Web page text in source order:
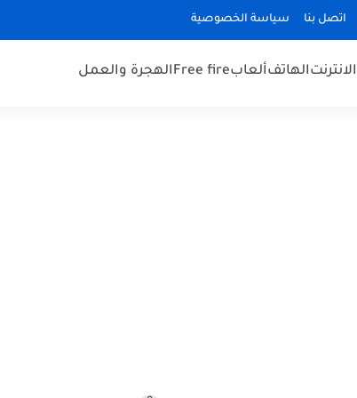
اتصل بنا سياسة الخصوصية
الانترنتالهاتفألعابFree fireالهجرة والعمل